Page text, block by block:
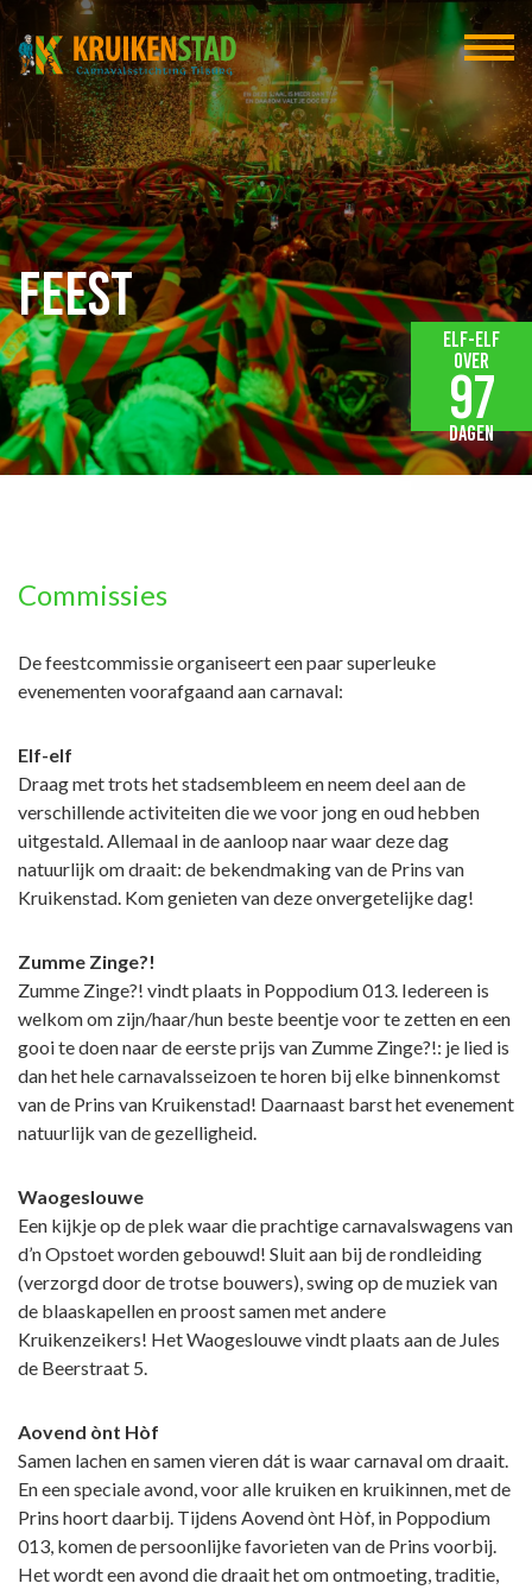
Feest
Commissies
De feestcommissie organiseert een paar superleuke
evenementen voorafgaand aan carnaval:
Elf-elf
Draag met trots het stadsembleem en neem deel aan de
verschillende activiteiten die we voor jong en oud hebben
uitgestald. Allemaal in de aanloop naar waar deze dag
natuurlijk om draait: de bekendmaking van de Prins van
Kruikenstad. Kom genieten van deze onvergetelijke dag!
Zumme Zinge?!
Zumme Zinge?! vindt plaats in Poppodium 013. Iedereen is
welkom om zijn/haar/hun beste beentje voor te zetten en een
gooi te doen naar de eerste prijs van Zumme Zinge?!: je lied is
dan het hele carnavalsseizoen te horen bij elke binnenkomst
van de Prins van Kruikenstad! Daarnaast barst het evenement
natuurlijk van de gezelligheid.
Waogeslouwe
Een kijkje op de plek waar die prachtige carnavalswagens van
d’n Opstoet worden gebouwd! Sluit aan bij de rondleiding
(verzorgd door de trotse bouwers), swing op de muziek van
de blaaskapellen en proost samen met andere
Kruikenzeikers! Het Waogeslouwe vindt plaats aan de Jules
de Beerstraat 5.
Aovend ònt Hòf
Samen lachen en samen vieren dát is waar carnaval om draait.
En een speciale avond, voor alle kruiken en kruikinnen, met de
Prins hoort daarbij. Tijdens Aovend ònt Hòf, in Poppodium
013, komen de persoonlijke favorieten van de Prins voorbij.
Het wordt een avond die draait het om ontmoeting, traditie,
Elf-elf
over
97
dagen